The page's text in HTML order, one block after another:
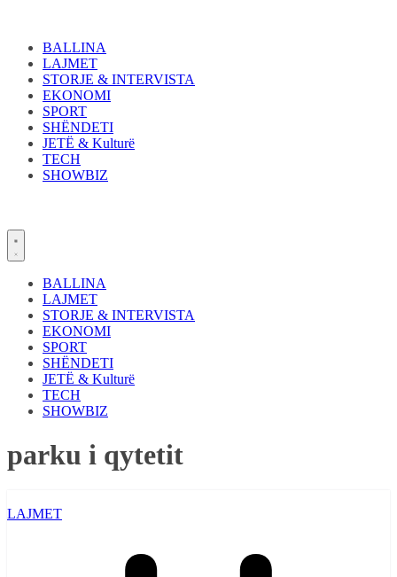
contentBALLINA
LAJMET
STORJE & INTERVISTA
EKONOMI
SPORT
SHËNDETI
JETË & Kulturë
TECH
SHOWBIZ
BALLINA
LAJMET
STORJE & INTERVISTA
EKONOMI
SPORT
SHËNDETI
JETË & Kulturë
TECH
SHOWBIZ
parku i qytetit
LAJMET